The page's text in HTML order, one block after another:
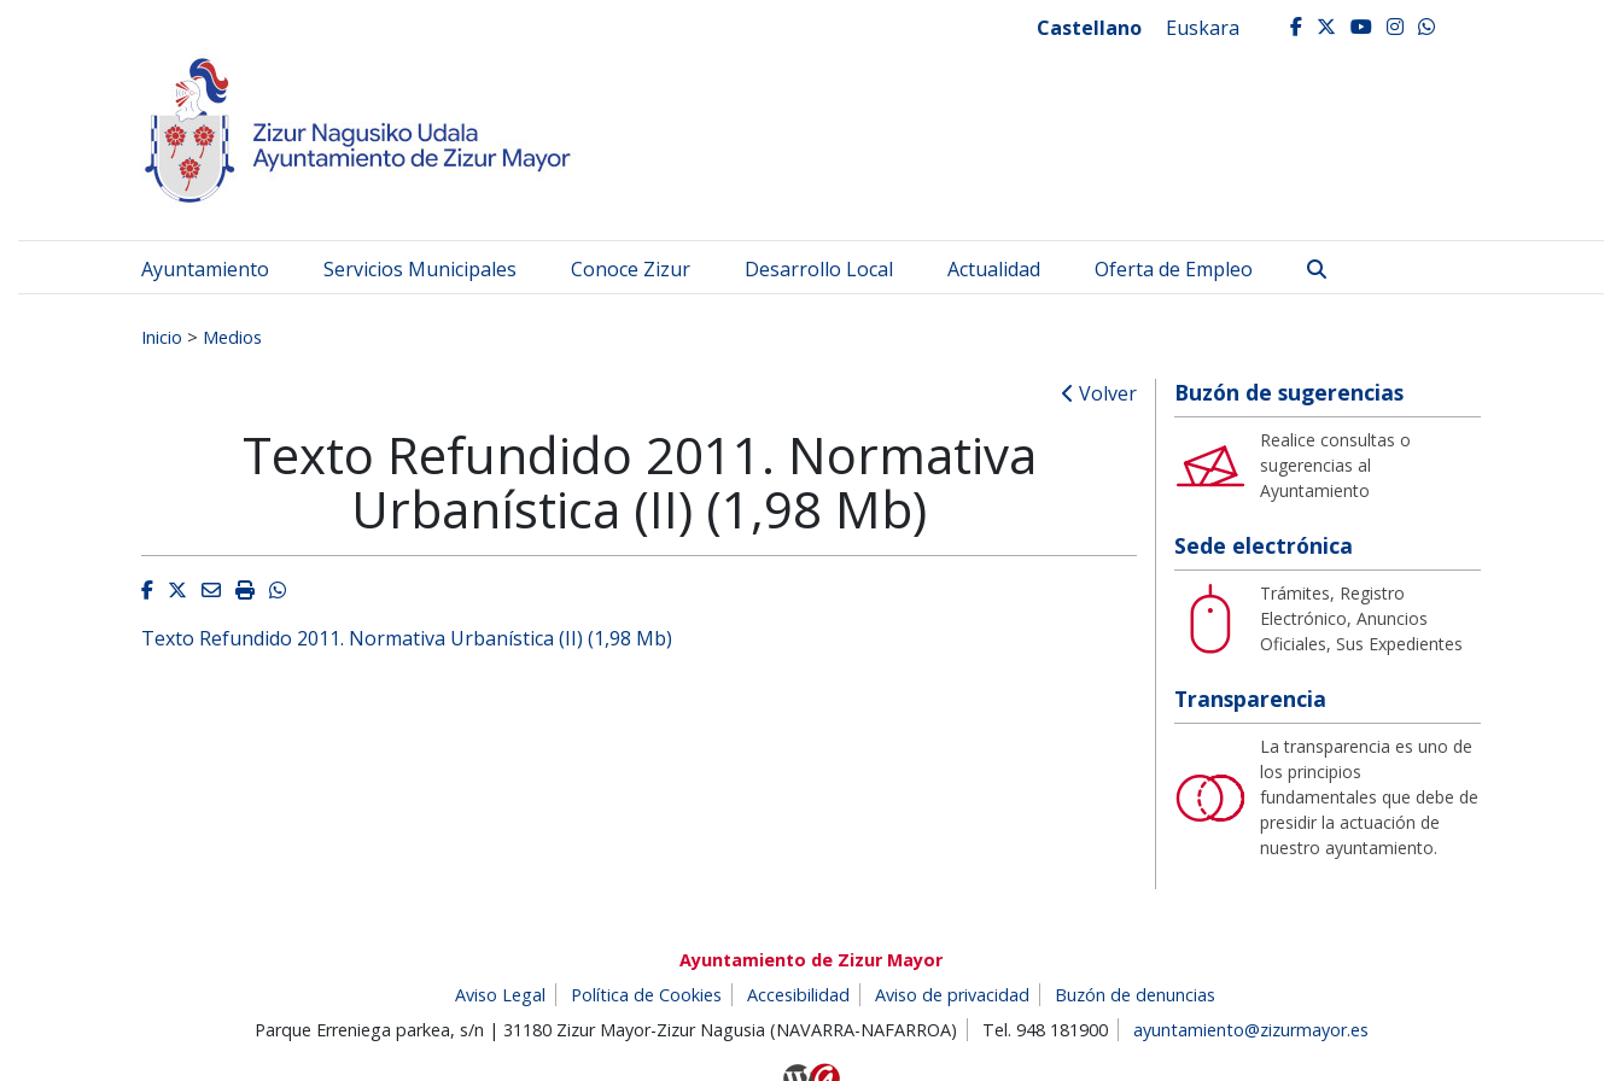
Castellano Euskara facebook
twitter
youtube
instagram
whatsapp
Ayuntamiento Servicios Municipales Conoce Zizur Desarrollo Local Actualidad Oferta de Empleo
Inicio > Medios
Volver
Texto Refundido 2011. Normativa
Urbanística (II) (1,98 Mb)
Facebook
Twitter
EmailImprimirWhatsapp
Texto Refundido 2011. Normativa Urbanística (II) (1,98 Mb)
Buzón de sugerencias
Realice consultas o
sugerencias al
Ayuntamiento
Sede electrónica
Trámites, Registro
Electrónico, Anuncios
Oficiales, Sus Expedientes
Transparencia
La transparencia es uno de
los principios
fundamentales que debe de
presidir la actuación de
nuestro ayuntamiento.
Ayuntamiento de Zizur Mayor
Aviso Legal
Política de Cookies Accesibilidad Aviso de privacidad
Buzón de denuncias
Parque Erreniega parkea, s/n | 31180 Zizur Mayor-Zizur Nagusia (NAVARRA-NAFARROA)
Tel. 948 181900 ayuntamiento@zizurmayor.es